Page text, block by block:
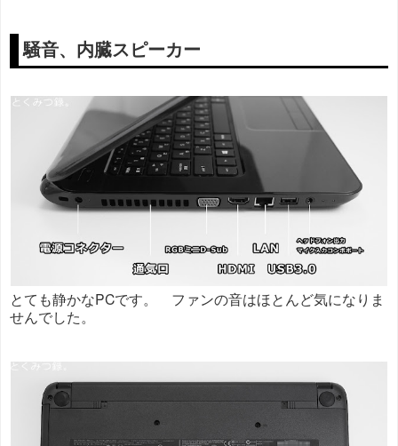
騒音、内臓スピーカー
とても静かなPCです。 ファンの音はほとんど気になりま
せんでした。